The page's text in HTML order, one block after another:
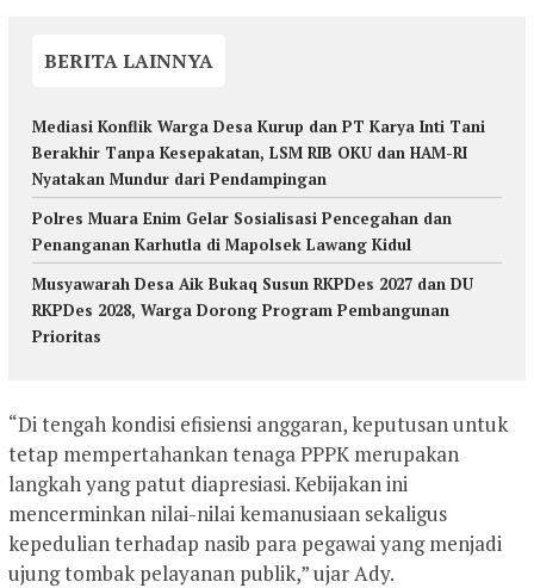
BERITA LAINNYA
Mediasi Konflik Warga Desa Kurup dan PT Karya Inti Tani
Berakhir Tanpa Kesepakatan, LSM RIB OKU dan HAM-RI
Nyatakan Mundur dari Pendampingan
Polres Muara Enim Gelar Sosialisasi Pencegahan dan
Penanganan Karhutla di Mapolsek Lawang Kidul
Musyawarah Desa Aik Bukaq Susun RKPDes 2027 dan DU
RKPDes 2028, Warga Dorong Program Pembangunan
Prioritas
“Di tengah kondisi efisiensi anggaran, keputusan untuk
tetap mempertahankan tenaga PPPK merupakan
langkah yang patut diapresiasi. Kebijakan ini
mencerminkan nilai-nilai kemanusiaan sekaligus
kepedulian terhadap nasib para pegawai yang menjadi
ujung tombak pelayanan publik,” ujar Ady.